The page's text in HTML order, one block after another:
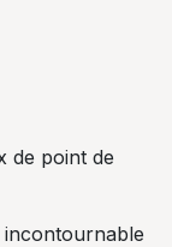
de point de
incontournable